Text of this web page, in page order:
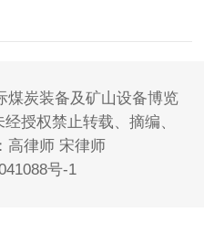
煤炭装备及矿山设备博览
授权禁止转载、摘编、
高律师 宋律师
号-1